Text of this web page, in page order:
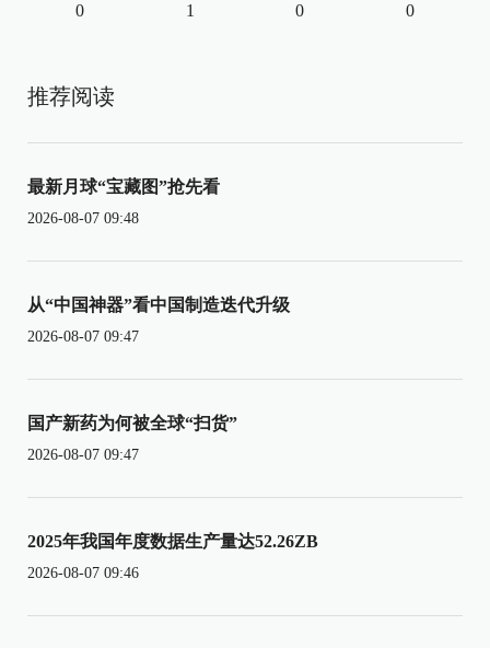
0 1 0 0
推荐阅读
最新月球“宝藏图”抢先看
2026-08-07 09:48
从“中国神器”看中国制造迭代升级
2026-08-07 09:47
国产新药为何被全球“扫货”
2026-08-07 09:47
2025年我国年度数据生产量达52.26ZB
2026-08-07 09:46